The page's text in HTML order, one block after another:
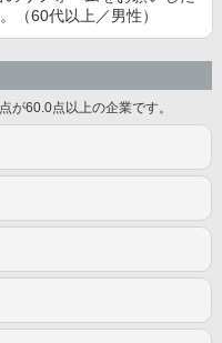
（60代以上／男性）
が60.0点以上の企業です。